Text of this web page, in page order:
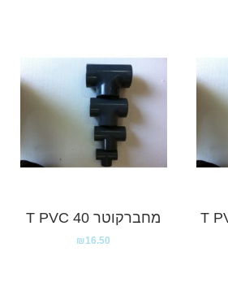
מחברקוטר 40 T PVC
₪16.50